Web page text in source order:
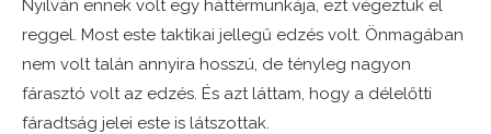
Nyilván ennek volt egy háttérmunkája, ezt végeztük el
reggel. Most este taktikai jellegű edzés volt. Önmagában
nem volt talán annyira hosszú, de tényleg nagyon
fárasztó volt az edzés. És azt láttam, hogy a délelőtti
fáradtság jelei este is látszottak.